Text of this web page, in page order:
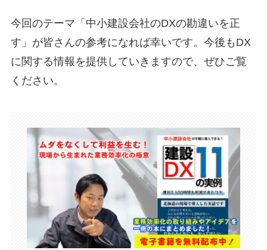
今回のテーマ「中小建設会社のDXの勘違いを正
す」が皆さんの参考になれば幸いです。今後もDX
に関する情報を提供していきますので、ぜひご覧
ください。